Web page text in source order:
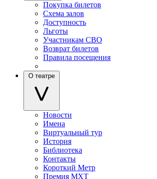
Покупка билетов
Схема залов
Доступность
Льготы
Участникам СВО
Возврат билетов
Правила посещения
О театре
Новости
Имена
Виртуальный тур
История
Библиотека
Контакты
Короткий Метр
Премия МХТ